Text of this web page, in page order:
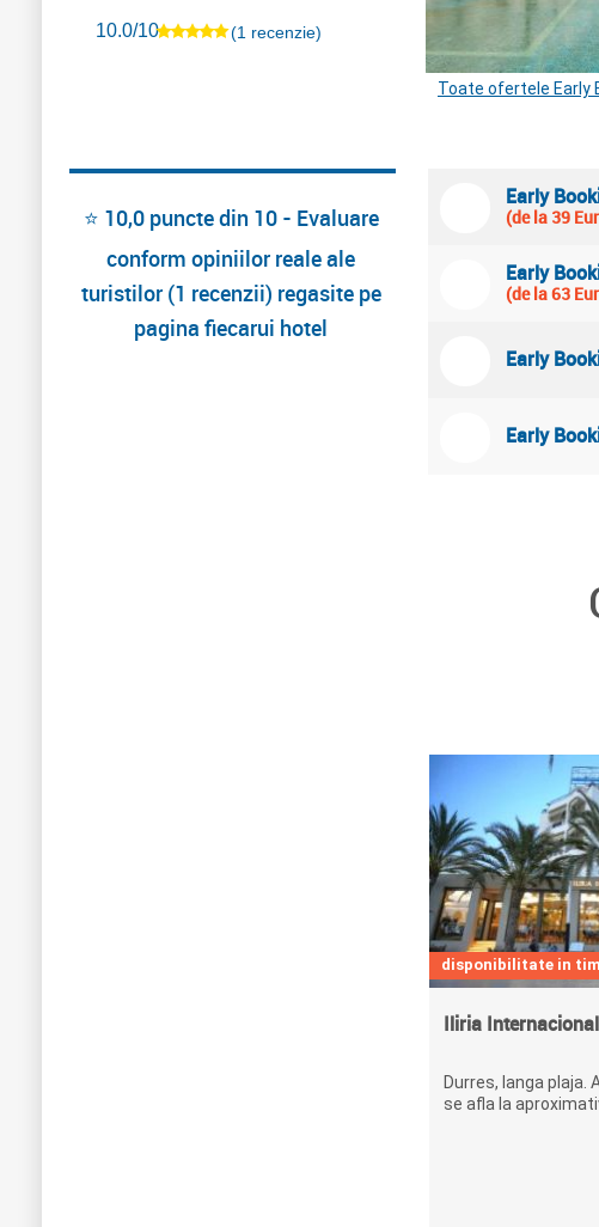
10.0/10 (1 recenzie)
Toate ofertele Early
Early
(de la 39
Early
(de la 63
Early
Early
disponibilitate in
Iliria Internacional
Durres, langa plaja.
se afla la aproximativ
⭐ 10,0 puncte din 10 - Evaluare
conform opiniilor reale ale
turistilor (1 recenzii) regasite pe
pagina fiecarui hotel